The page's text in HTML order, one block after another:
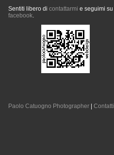
Sentiti libero di contattarmi e seguimi su
facebook.
Paolo Catuogno Photographer Contatti